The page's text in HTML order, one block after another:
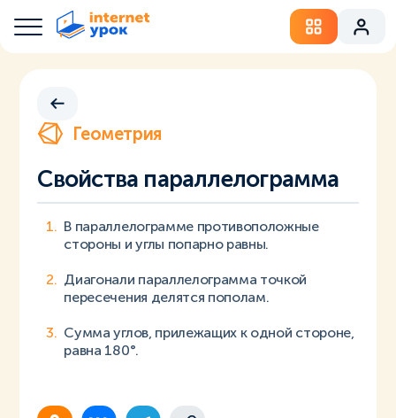
Геометрия
Свойства параллелограмма
В параллелограмме противоположные
стороны и углы попарно равны.
Диагонали параллелограмма точкой
пересечения делятся пополам.
Сумма углов, прилежащих к одной стороне,
равна 180°.